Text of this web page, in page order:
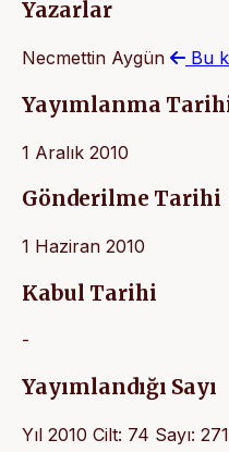
Yazarlar
Necmettin Aygün Bu
Yayımlanma
1 Aralık 2010
Gönderilme Tarihi
1 Haziran 2010
Kabul Tarihi
-
Yayımlandığı Sayı
Yıl 2010 Cilt: 74 Sayı: 271